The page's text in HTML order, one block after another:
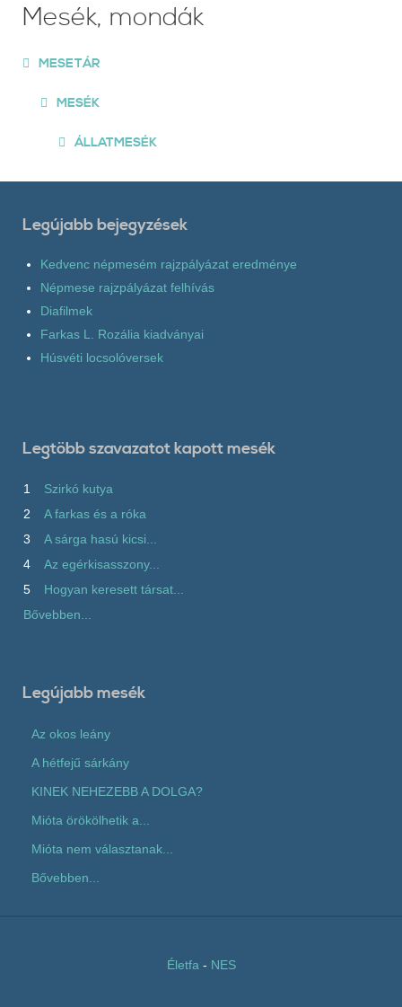
Mesék, mondák
MESETÁR
MESÉK
ÁLLATMESÉK
Legújabb bejegyzések
Kedvenc népmesém rajzpályázat eredménye
Népmese rajzpályázat felhívás
Diafilmek
Farkas L. Rozália kiadványai
Húsvéti locsolóversek
Legtöbb szavazatot kapott mesék
1
Szirkó kutya
2
A farkas és a róka
3
A sárga hasú kicsi...
4
Az egérkisasszony...
5
Hogyan keresett társat...
Bővebben...
Legújabb mesék
Az okos leány
A hétfejű sárkány
KINEK NEHEZEBB A DOLGA?
Mióta örökölhetik a...
Mióta nem választanak...
Bővebben...
Életfa - NES